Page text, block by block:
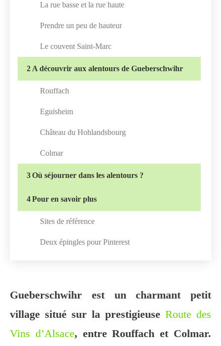
La rue basse et la rue haute
Prendre un peu de hauteur
Le couvent Saint-Marc
2 A découvrir aux alentours de Gueberschwihr
Rouffach
Eguisheim
Château du Hohlandsbourg
Colmar
3Où séjourner dans les alentours ?
4Pour en savoir plus
Sites de référence
Deux épingles pour Pinterest
Gueberschwihr est un charmant petit
village situé sur la prestigieuse Route des
Vins d’Alsace, entre Rouffach et Colmar.